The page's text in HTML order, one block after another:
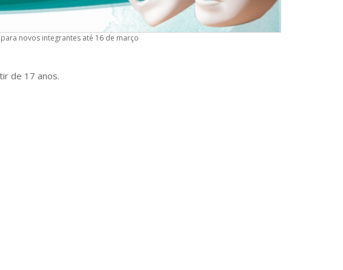
novos integrantes até 16 de março
de 17 anos.